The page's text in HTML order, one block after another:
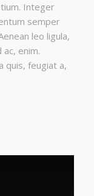
Integer
semper
leo ligula,
enim.
quis, feugiat a,